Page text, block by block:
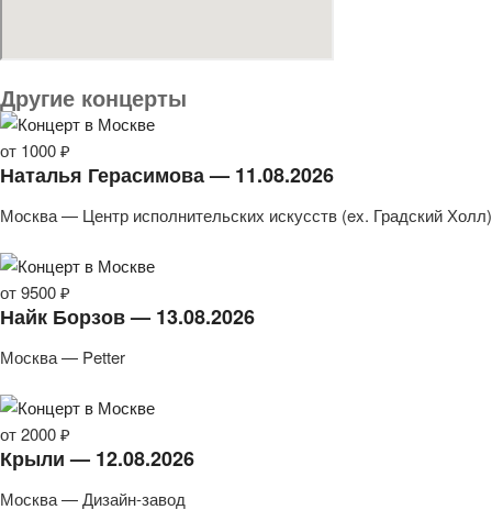
Другие концерты
от 1000 ₽
Наталья Герасимова — 11.08.2026
Москва — Центр исполнительских искусств (ex. Градский Холл)
от 9500 ₽
Найк Борзов — 13.08.2026
Москва — Petter
от 2000 ₽
Крыли — 12.08.2026
Москва — Дизайн-завод